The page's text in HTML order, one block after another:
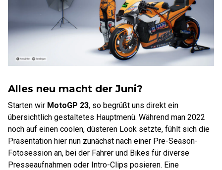
Alles neu macht der Juni?
Starten wir MotoGP 23, so begrüßt uns direkt ein
übersichtlich gestaltetes Hauptmenü. Während man 2022
noch auf einen coolen, düsteren Look setzte, fühlt sich die
Präsentation hier nun zunächst nach einer Pre-Season-
Fotosession an, bei der Fahrer und Bikes für diverse
Presseaufnahmen oder Intro-Clips posieren. Eine